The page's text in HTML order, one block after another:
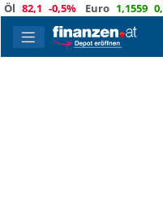
82,1 -0,5% Euro 1,1559 0,3%